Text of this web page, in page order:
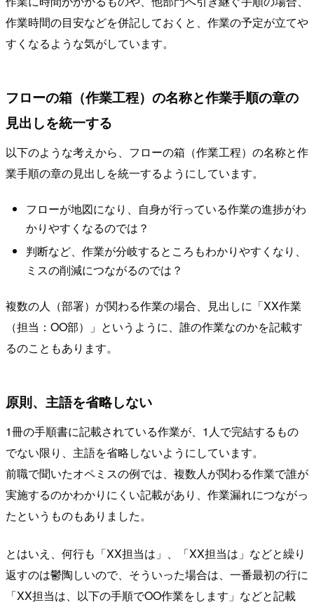
作業時間の目安などを併記しておくと、作業の予定が立てや
すくなるような気がしています。
フローの箱（作業工程）の名称と作業手順の章の
見出しを統一する
以下のような考えから、フローの箱（作業工程）の名称と作
業手順の章の見出しを統一するようにしています。
フローが地図になり、自身が行っている作業の進捗がわ
かりやすくなるのでは？
判断など、作業が分岐するところもわかりやすくなり、
ミスの削減につながるのでは？
複数の人（部署）が関わる作業の場合、見出しに「XX作業
（担当：OO部）」というように、誰の作業なのかを記載す
るのこともあります。
原則、主語を省略しない
1冊の手順書に記載されている作業が、1人で完結するもの
でない限り、主語を省略しないようにしています。
前職で聞いたオペミスの例では、複数人が関わる作業で誰が
実施するのかわかりにくい記載があり、作業漏れにつながっ
たというものもありました。
とはいえ、何行も「XX担当は」、「XX担当は」などと繰り
返すのは鬱陶しいので、そういった場合は、一番最初の行に
「XX担当は、以下の手順でOO作業をします」などと記載